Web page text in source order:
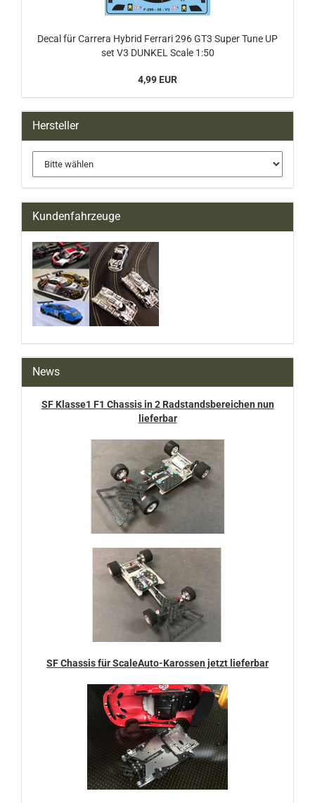
Decal für Carrera Hybrid Ferrari 296 GT3 Super Tune UP
set V3 DUNKEL Scale 1:50
4,99 EUR
Hersteller
Kundenfahrzeuge
News
SF Klasse1 F1 Chassis in 2 Radstandsbereichen nun
lieferbar
SF Chassis für ScaleAuto-Karossen jetzt lieferbar